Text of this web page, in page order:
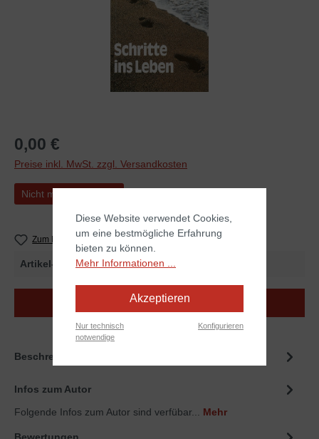
0,00 €
Preise inkl. MwSt. zzgl. Versandkosten
Nicht mehr verfügbar
Zum Merkzettel hinzufügen
Artikel-Nr.
Kostenloser Download
Beschreibung
Infos zum Autor
Folgende Infos zum Autor sind verfübar... Mehr
Bewertungen
Diese Website verwendet Cookies,
um eine bestmögliche Erfahrung
bieten zu können.
Mehr Informationen ...
Akzeptieren
Nur technisch
notwendige
Konfigurieren